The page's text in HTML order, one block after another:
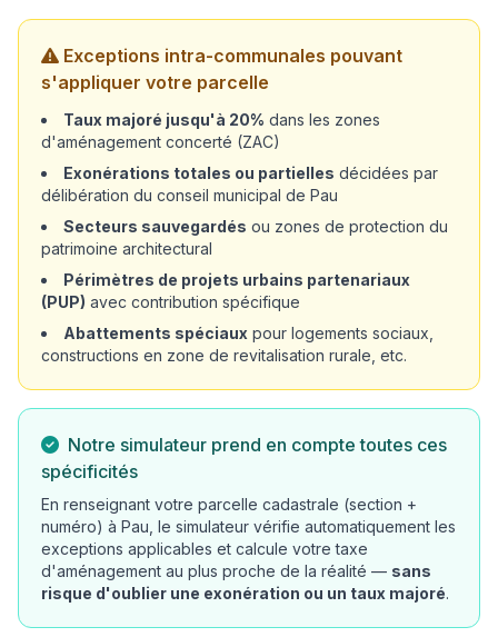
Exceptions intra-communales pouvant
s'appliquer votre parcelle
Taux majoré jusqu'à 20% dans les zones
d'aménagement concerté (ZAC)
Exonérations totales ou partielles décidées par
délibération du conseil municipal de Pau
Secteurs sauvegardés ou zones de protection du
patrimoine architectural
Périmètres de projets urbains partenariaux
(PUP) avec contribution spécifique
Abattements spéciaux pour logements sociaux,
constructions en zone de revitalisation rurale, etc.
Notre simulateur prend en compte toutes ces
spécificités
En renseignant votre parcelle cadastrale (section +
numéro) à Pau, le simulateur vérifie automatiquement les
exceptions applicables et calcule votre taxe
d'aménagement au plus proche de la réalité — sans
risque d'oublier une exonération ou un taux majoré.